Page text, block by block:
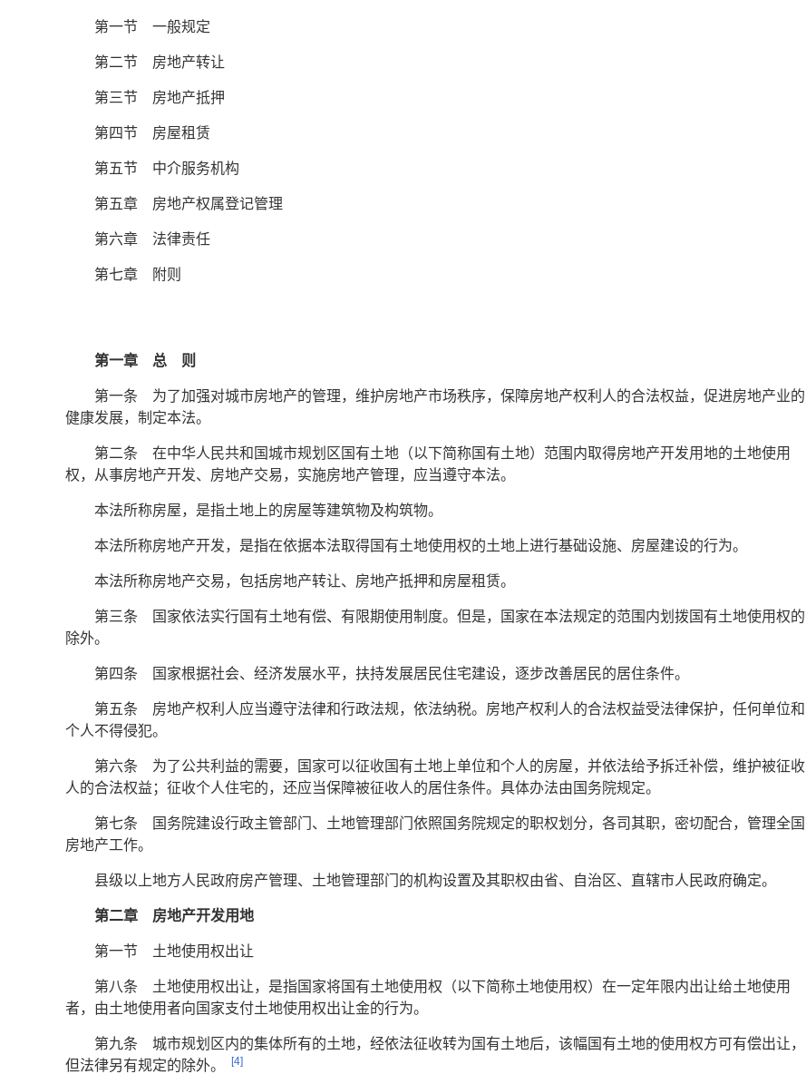
第一节 一般规定
第二节 房地产转让
第三节 房地产抵押
第四节 房屋租赁
第五节 中介服务机构
第五章 房地产权属登记管理
第六章 法律责任
第七章 附则
第一章 总 则
第一条 为了加强对城市房地产的管理，维护房地产市场秩序，保障房地产权利人的合法权益，促进房地产业的
健康发展，制定本法。
第二条 在中华人民共和国城市规划区国有土地（以下简称国有土地）范围内取得房地产开发用地的土地使用
权，从事房地产开发、房地产交易，实施房地产管理，应当遵守本法。
本法所称房屋，是指土地上的房屋等建筑物及构筑物。
本法所称房地产开发，是指在依据本法取得国有土地使用权的土地上进行基础设施、房屋建设的行为。
本法所称房地产交易，包括房地产转让、房地产抵押和房屋租赁。
第三条 国家依法实行国有土地有偿、有限期使用制度。但是，国家在本法规定的范围内划拨国有土地使用权的
除外。
第四条 国家根据社会、经济发展水平，扶持发展居民住宅建设，逐步改善居民的居住条件。
第五条 房地产权利人应当遵守法律和行政法规，依法纳税。房地产权利人的合法权益受法律保护，任何单位和
个人不得侵犯。
第六条 为了公共利益的需要，国家可以征收国有土地上单位和个人的房屋，并依法给予拆迁补偿，维护被征收
人的合法权益；征收个人住宅的，还应当保障被征收人的居住条件。具体办法由国务院规定。
第七条 国务院建设行政主管部门、土地管理部门依照国务院规定的职权划分，各司其职，密切配合，管理全国
房地产工作。
县级以上地方人民政府房产管理、土地管理部门的机构设置及其职权由省、自治区、直辖市人民政府确定。
第二章 房地产开发用地
第一节 土地使用权出让
第八条 土地使用权出让，是指国家将国有土地使用权（以下简称土地使用权）在一定年限内出让给土地使用
者，由土地使用者向国家支付土地使用权出让金的行为。
第九条 城市规划区内的集体所有的土地，经依法征收转为国有土地后，该幅国有土地的使用权方可有偿出让，
但法律另有规定的除外。
[4]